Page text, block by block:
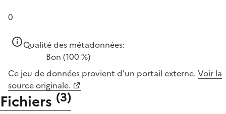
0
Qualité des métadonnées:
Bon (100 %)
Ce jeu de données provient d'un portail externe. Voir la
source originale.
Fichiers (3)